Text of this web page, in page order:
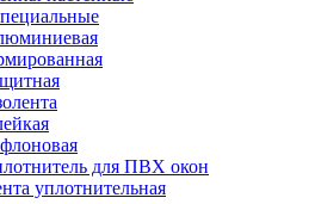
для ПВХ окон
уплотнительная